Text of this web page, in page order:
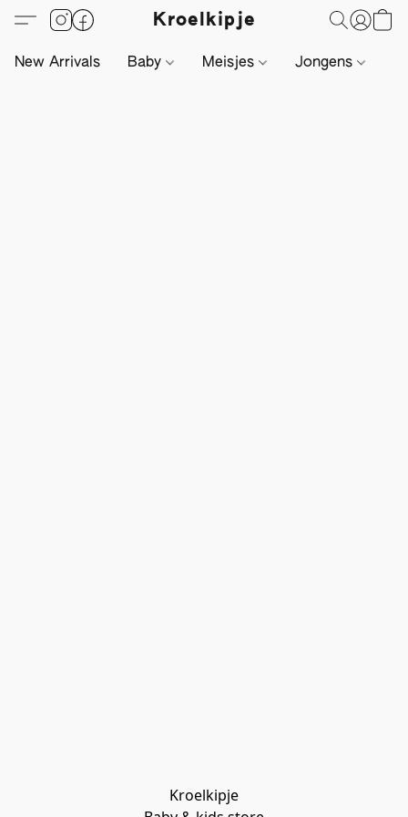
Kroelkipje
New Arrivals Baby Meisjes Jongens
Kroelkipje